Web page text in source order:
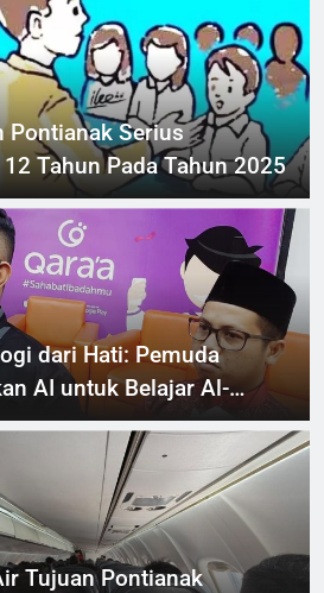
Pontianak Serius
Tahun Pada Tahun 2025
dari Hati: Pemuda
AI untuk Belajar Al-
Tujuan Pontianak